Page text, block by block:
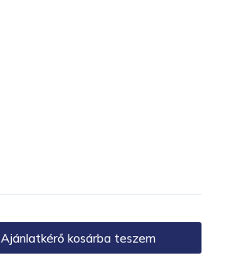
Ajánlatkérő kosárba teszem